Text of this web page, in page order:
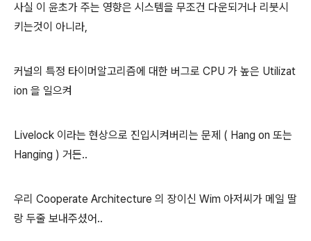
사실 이 윤초가 주는 영향은 시스템을 무조건 다운되거나 리붓시
키는것이 아니라,
커널의 특정 타이머알고리즘에 대한 버그로 CPU 가 높은 Utilizat
ion 을 일으켜
Livelock 이라는 현상으로 진입시켜버리는 문제 ( Hang on 또는
Hanging ) 거든..
우리 Cooperate Architecture 의 장이신 Wim 아저씨가 메일 딸
랑 두줄 보내주셨어..